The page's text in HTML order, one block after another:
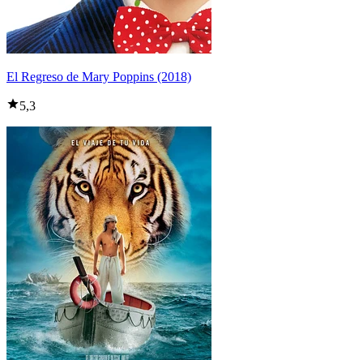
El Regreso de Mary Poppins (2018)
5,3